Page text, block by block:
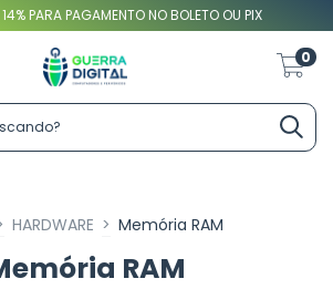
PARA PAGAMENTO NO BOLETO OU PIX
0
HARDWARE > Memória RAM
RAM